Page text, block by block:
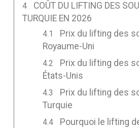
COÛT DU LIFTING DES
TURQUIE EN 2026
Prix du lifting des
Royaume-Uni
Prix du lifting des
États-Unis
Prix du lifting des
Turquie
Pourquoi le lifting